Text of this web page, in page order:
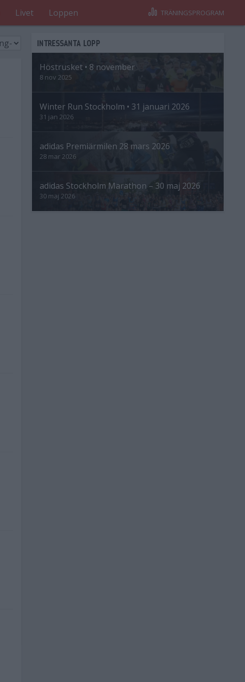
Livet Loppen TRÄNINGSPROGRAM
INTRESSANTA LOPP
Höstrusket • 8 november
8 nov 2025
Winter Run Stockholm • 31 januari 2026
31 jan 2026
adidas Premiärmilen 28 mars 2026
28 mar 2026
adidas Stockholm Marathon – 30 maj 2026
30 maj 2026